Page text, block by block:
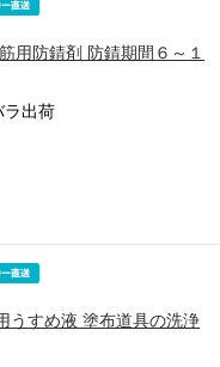
用防錆剤 防錆期間６～１
ラ出荷
うすめ液 塗布道具の洗浄